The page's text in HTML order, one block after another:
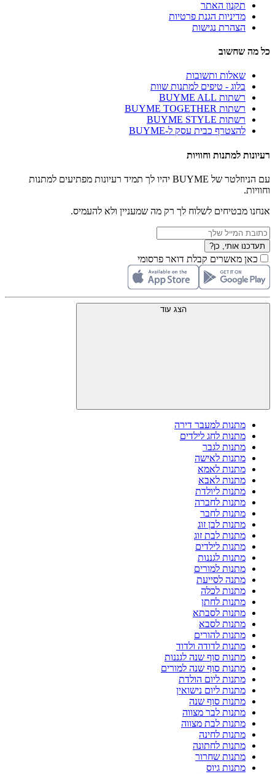
תקנון האתר
מדיניות הגנת פרטיות
הצהרת נגישות
כל מה שחשוב
שאלות ותשובות
בלוג - טיפים למתנות שוות
רשתות BUYME ALL
רשתות BUYME TOGETHER
רשתות BUYME STYLE
להצטרף כבית עסק ל-BUYME
רעיונות למתנות וחוויות
עם הניוזלטר של BUYME יהיו לך תמיד רעיונות מפתיעים למתנות
וחוויות.
אנחנו מבטיחים לשלוח לך רק מה שמעניין ולא להעמיס.
תעדכנו אותי, כן?
כאן מאשרים קבלת דואר פרסומי
הצג עוד
מתנות למעבר דירה
מתנות לחג לילדים
מתנות לגבר
מתנות לאישה
מתנות לאמא
מתנות לאבא
מתנות ליולדת
מתנות לחברה
מתנות לחבר
מתנות לבן זוג
מתנות לבת זוג
מתנות לילדים
מתנות לגננות
מתנות למורים
מתנה לסייעת
מתנות לכלה
מתנות לחתן
מתנות לסבתא
מתנות לסבא
מתנות להורים
מתנות לדודה ולדוד
מתנות סוף שנה לגננות
מתנות סוף שנה למורים
מתנות ליום הולדת
מתנות ליום נישואין
מתנות סוף שנה
מתנות לבר מצווה
מתנות לבת מצווה
מתנות לחינה
מתנות לחתונה
מתנות שחרור
מתנות גיוס